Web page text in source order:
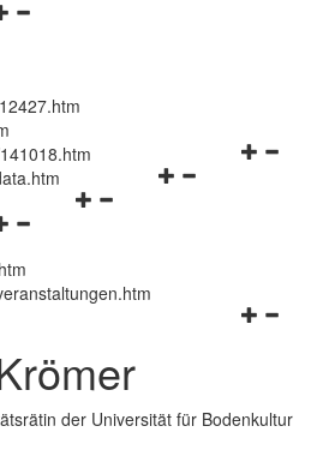
Navigationsmenü
Navigationsmenü
der Universität für Bodenkultur